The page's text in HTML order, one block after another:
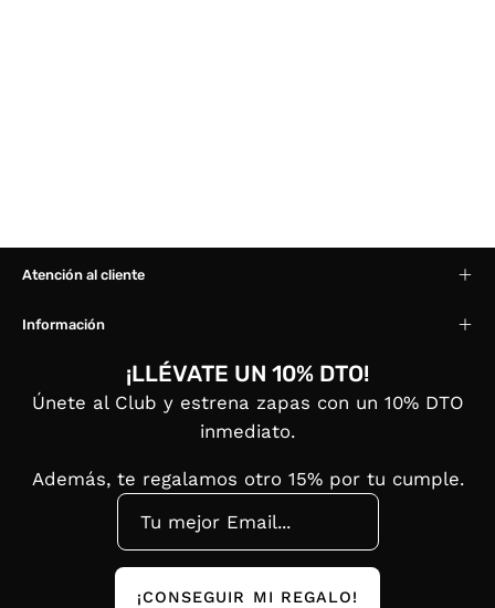
Atención al cliente
Información
¡LLÉVATE UN 10% DTO!
Únete al Club y estrena zapas con un 10% DTO
inmediato.
Además, te regalamos otro 15% por tu cumple.
¡CONSEGUIR MI REGALO!